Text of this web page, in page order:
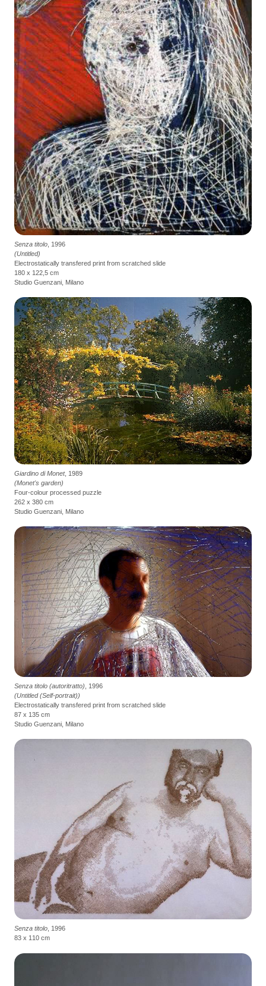
Senza titolo , 1996
(Untitled)
Electrostatically transfered print from scratched slide
180 x 122,5 cm
Studio Guenzani, Milano
Giardino di Monet, 1989
(Monet's garden)
Four-colour processed puzzle
262 x 380 cm
Studio Guenzani, Milano
Senza titolo (autoritratto) , 1996
(Untitled (Self-portrait))
Electrostatically transfered print from scratched slide
87 x 135 cm
Studio Guenzani, Milano
Senza titolo , 1996
83 x 110 cm